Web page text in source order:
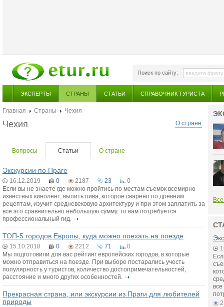
Поиск по сайту:
ЭКСПЕРТЫ СТРАНЫ СТАТЬИ СПРАВОЧНИК ТУРИСТА
Главная Страны
Чехия
О стране
Чехия
Вопросы Статьи О стране
Экскурсии по Праге
16.12.2019 0 2187 23
0
Если вы не знаете где можно пройтись по местам съемок всемирно
известных кинолент, выпить пива, которое сварено по древним
рецептам, изучит средневековую архитектуру и при этом заплатить за
все это сравнительно небольшую сумму, то вам потребуется
профессиональный гид.
ТОП-5 городов Европы, куда можно поехать на поезде
15.10.2018 0 2212 71
0
Мы подготовили для вас рейтинг европейских городов, в которые
можно отправиться на поезде. При выборе постарались учесть
популярность у туристов, количество достопримечательностей,
расстояние и много других особенностей.
Прекрасная страна, или экскурсии из Праги для любителей
природы